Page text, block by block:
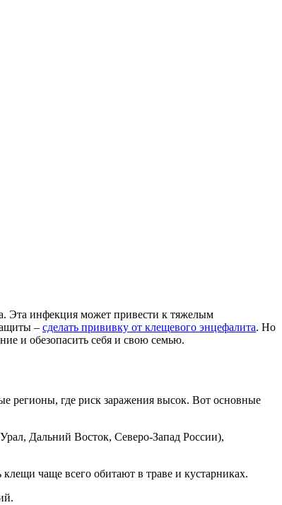
Эта инфекция может привести к тяжелым
– сделать прививку от клещевого энцефалита. Но
и обезопасить себя и свою семью.
регионы, где риск заражения высок. Вот основные
Дальний Восток, Северо-Запад России),
чаще всего обитают в траве и кустарниках.